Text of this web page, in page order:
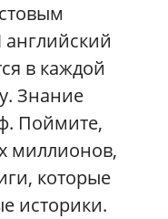
в каждой
Знание
Поймите,
миллионов,
которые
историки.